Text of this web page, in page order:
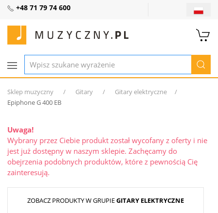
+48 71 79 74 600
Sklep muzyczny Gitary
Gitary elektryczne
Epiphone G 400 EB
Uwaga!
Wybrany przez Ciebie produkt został wycofany z oferty i nie
jest już dostępny w naszym sklepie. Zachęcamy do
obejrzenia podobnych produktów, które z pewnością Cię
zainteresują.
ZOBACZ PRODUKTY W GRUPIEGITARY ELEKTRYCZNE